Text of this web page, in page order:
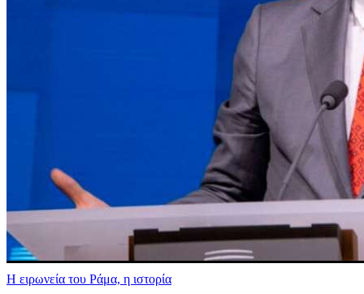
Η ειρωνεία του Ράμα, η ιστορία